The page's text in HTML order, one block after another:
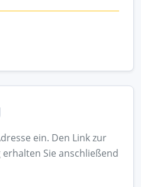
ein. Den Link zur
Sie anschließend